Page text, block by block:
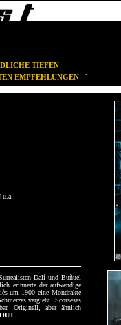
TIEFEN
EMPFEHLUNGEN ]
u.a.
Dalí und Buñuel
erinnerte der aufwendige
um 1900 eine Mondrakte
vergießt. Scorseses
Originell, aber ähnlich